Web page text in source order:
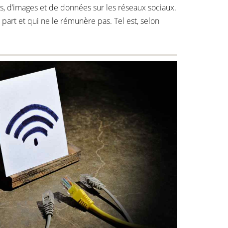
et de données sur les réseaux sociaux.
et qui ne le rémunère pas. Tel est, selon